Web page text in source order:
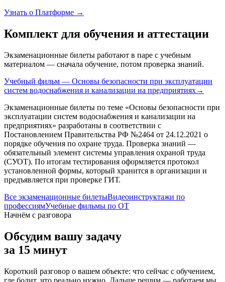
Узнать о Платформе →
Комплект для обучения и аттестации
Экзаменационные билеты работают в паре с учебным
материалом — сначала обучение, потом проверка знаний.
Учебный фильм — Основы безопасности при эксплуатации
систем водоснабжения и канализации на предприятиях→
Экзаменационные билеты по теме «Основы безопасности при
эксплуатации систем водоснабжения и канализации на
предприятиях» разработаны в соответствии с
Постановлением Правительства РФ №2464 от 24.12.2021 о
порядке обучения по охране труда. Проверка знаний —
обязательный элемент системы управления охраной труда
(СУОТ). По итогам тестирования оформляется протокол
установленной формы, который хранится в организации и
предъявляется при проверке ГИТ.
Все экзаменационные билетыВидеоинструктажи по
профессиямУчебные фильмы по ОТ
Начнём с разговора
Обсудим вашу задачу
за 15 минут
Короткий разговор о вашем объекте: что сейчас с обучением,
где болит, что реально нужно. Дальше решим — работаем мы